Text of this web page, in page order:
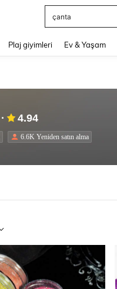
Squshy
Plaj giyimleri Ev & Yaşam
4.94
6.6K Yeniden satın alma